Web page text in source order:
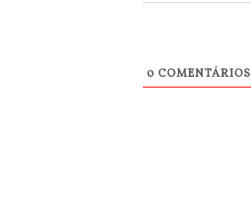
0 COMENTÁRIOS